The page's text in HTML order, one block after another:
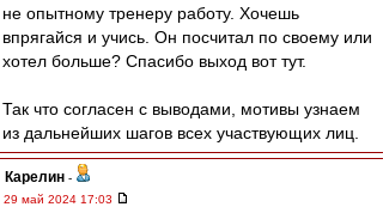
не опытному тренеру работу. Хочешь
впрягайся и учись. Он посчитал по своему или
хотел больше? Спасибо выход вот тут.
Так что согласен с выводами, мотивы узнаем
из дальнейших шагов всех участвующих лиц.
Карелин -
29 май 2024 17:03